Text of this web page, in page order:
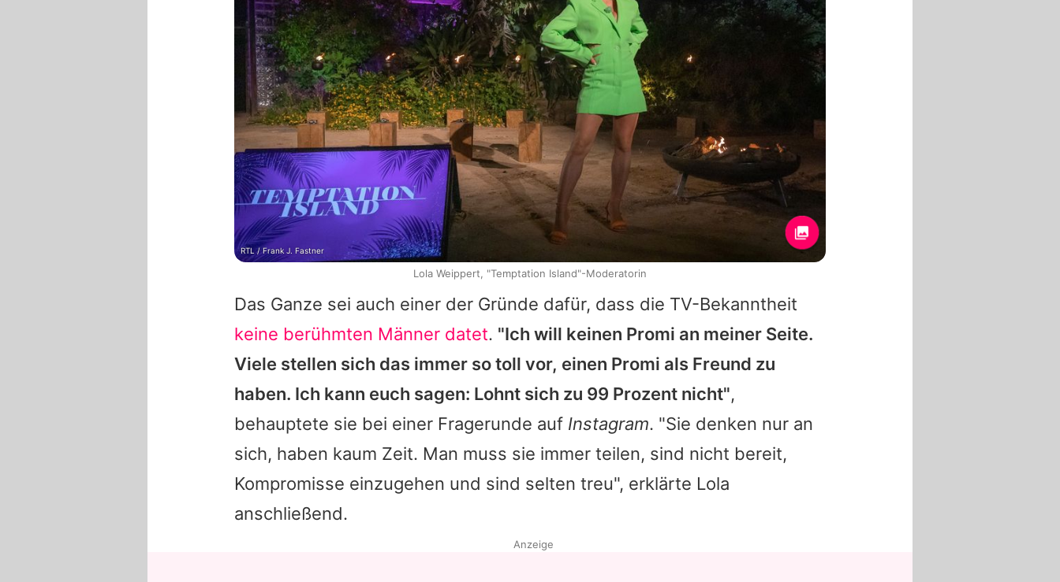
Das Ganze sei auch einer der Gründe dafür, dass die TV-Bekanntheit
keine berühmten Männer datet. "Ich will keinen Promi an meiner Seite.
Viele stellen sich das immer so toll vor, einen Promi als Freund zu
haben. Ich kann euch sagen: Lohnt sich zu 99 Prozent nicht",
behauptete sie bei einer Fragerunde auf Instagram. "Sie denken nur an
sich, haben kaum Zeit. Man muss sie immer teilen, sind nicht bereit,
Kompromisse einzugehen und sind selten treu", erklärte Lola
anschließend.
RTL / Frank J. Fastner
Lola Weippert, "Temptation Island"-Moderatorin
Anzeige